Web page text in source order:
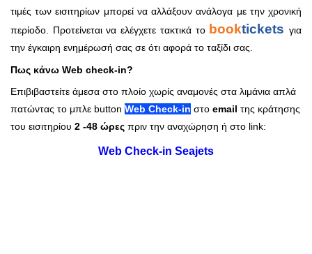
τιμές των εισιτηρίων μπορεί να αλλάξουν ανάλογα με την χρονική
περίοδο. Προτείνεται να ελέγχετε τακτικά το bookticketsγια
την έγκαιρη ενημέρωσή σας σε ότι αφορά το ταξίδι σας.
Πως κάνω Web check-in?
Επιβιβαστείτε άμεσα στο πλοίο χωρίς αναμονές στα λιμάνια απλά
πατώντας το μπλε button Web Check-in στο email της κράτησης
του εισιτηρίου 2 -48 ώρες πριν την αναχώρηση ή στο link:
Web Check-in Seajets